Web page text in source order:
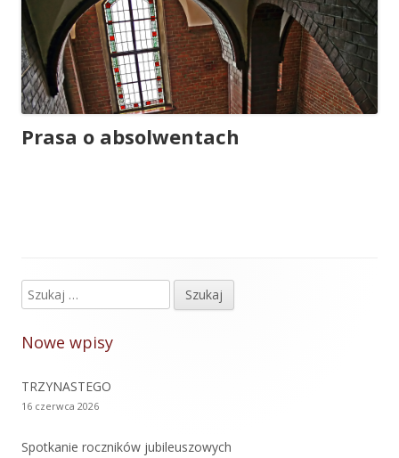
Prasa o absolwentach
Główny
panel
boczny
Szukaj:
Nowe wpisy
TRZYNASTEGO
16 czerwca 2026
Spotkanie roczników jubileuszowych